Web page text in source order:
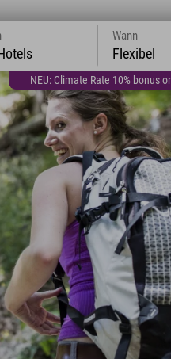
NEU: Climate Rate 10% bonus
Wann
Flexibel